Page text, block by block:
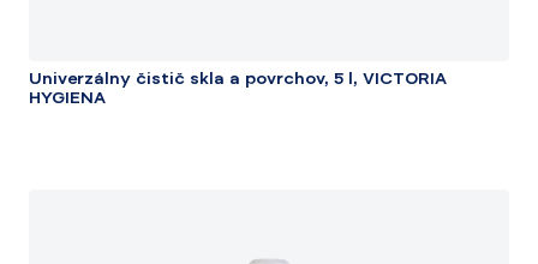
Univerzálny čistič skla a povrchov, 5 l, VICTORIA
HYGIENA